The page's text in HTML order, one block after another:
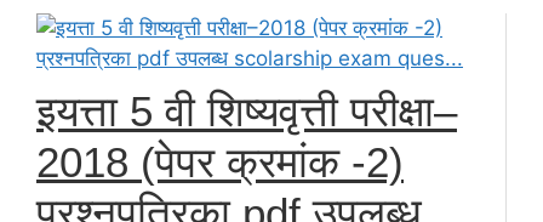
इयत्ता 5 वी शिष्यवृत्ती परीक्षा–
2018 (पेपर क्रमांक -2)